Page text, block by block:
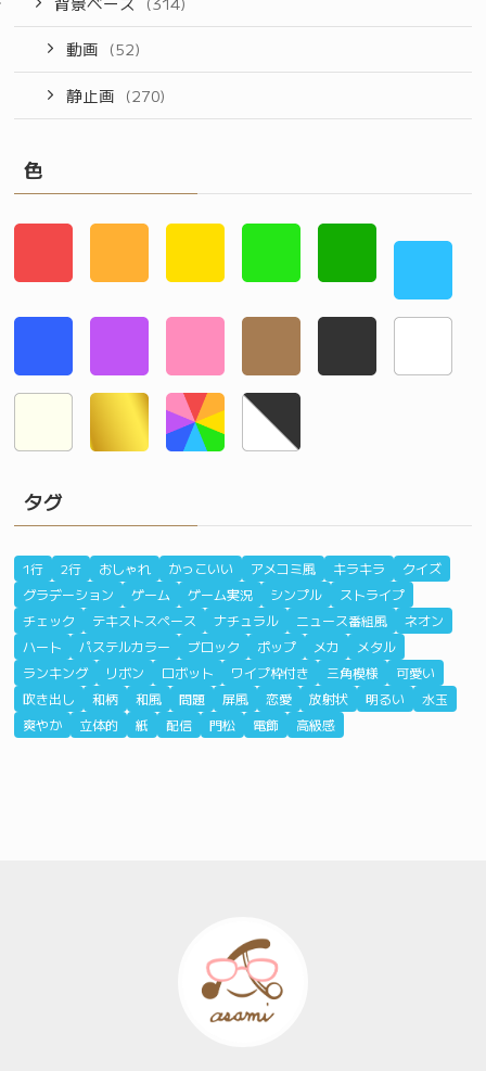
動画 (52)
静止画 (270)
色
タグ
1行 2行 おしゃれ かっこいい アメコミ風 キラキラ
クイズ
グラデーション
ゲーム ゲーム実況 シンプル
ストライプ
チェック
テキストスペース ナチュラル ニュース番組風
ネオン
ハート
パステルカラー ブロック ポップ メカ
メタル
ランキング
リボン ロボット ワイプ枠付き 三角模様
可愛い
吹き出し
和柄 和風 問題 屏風 恋愛 放射状 明るい
水玉
爽やか
立体的 紙 配信 門松 電飾 高級感